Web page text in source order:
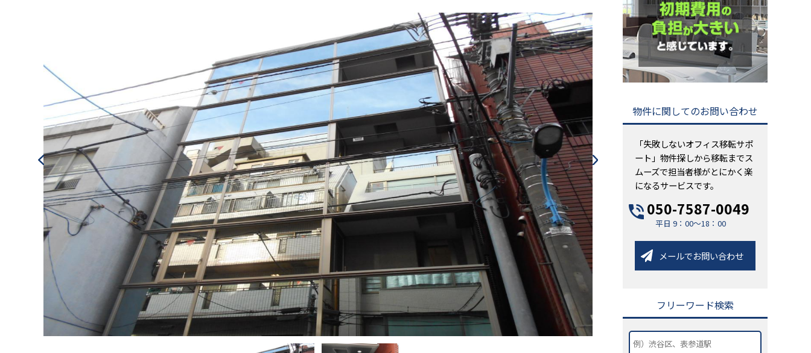
物件に関してのお問い合わせ
「失敗しないオフィス移転サポ
ート」物件探しから移転までス
ムーズで担当者様がとにかく楽
になるサービスです。
050-7587-0049
平日 9：00～18：00
メールでお問い合わせ
フリーワード検索